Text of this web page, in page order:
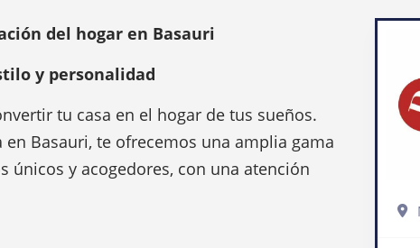
del hogar en Basauri
y personalidad
tu casa en el hogar de tus sueños.
Basauri, te ofrecemos una amplia gama
únicos y acogedores, con una atención